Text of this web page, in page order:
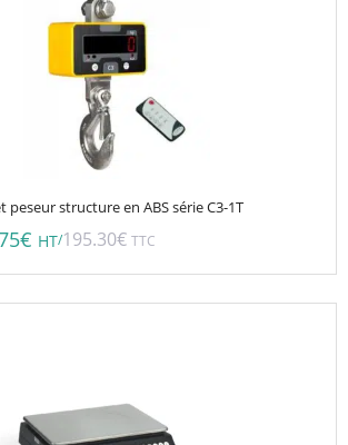
peseur structure en ABS série C3-1T
€ HT/195.30€ TTC